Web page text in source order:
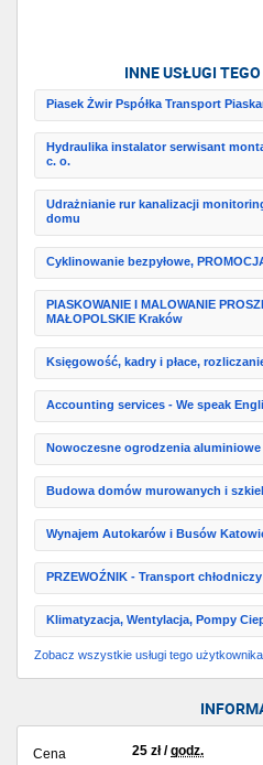
INNE USŁUGI
Piasek Żwir Pspółka Transport
Hydraulika instalator serwisant
c. o.
Udrażnianie rur kanalizacji
domu
Cyklinowanie bezpyłowe,
PIASKOWANIE I MALOWANIE
MAŁOPOLSKIE Kraków
Księgowość, kadry i płace,
Accounting services - We speak
Nowoczesne ogrodzenia aluminiowe
Budowa domów murowanych i
Wynajem Autokarów i Busów
PRZEWOŹNIK - Transport
Klimatyzacja, Wentylacja, Pompy
Zobacz wszystkie usługi tego użytkownika
Cena 25 zł/godz.